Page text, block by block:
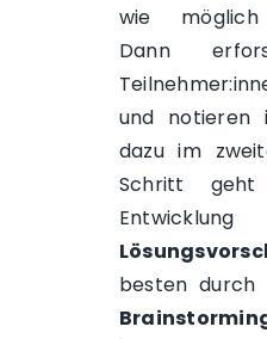
wie möglich
Dann
und notieren
dazu im
Schritt
besten durch